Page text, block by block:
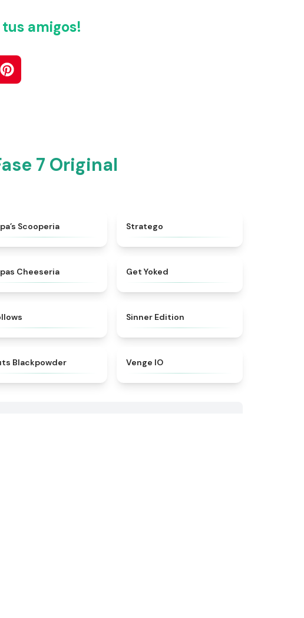
amigos!
7 Original
Scooperia Stratego
Cheeseria Get Yoked
Sinner Edition
Blackpowder Venge IO